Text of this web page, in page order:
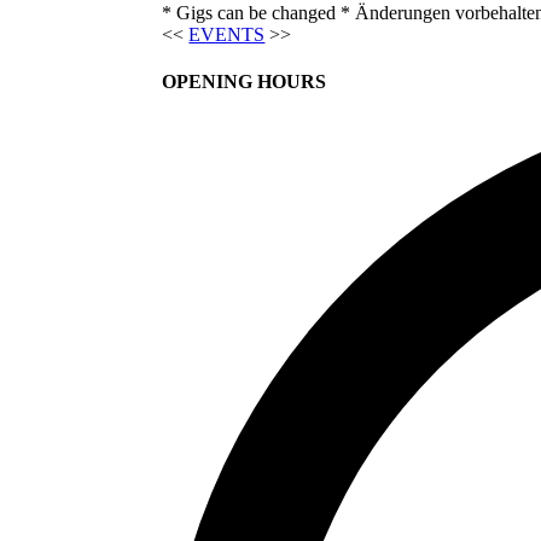
* Gigs can be changed * Änderungen
<<EVENTS >>
OPENING HOURS